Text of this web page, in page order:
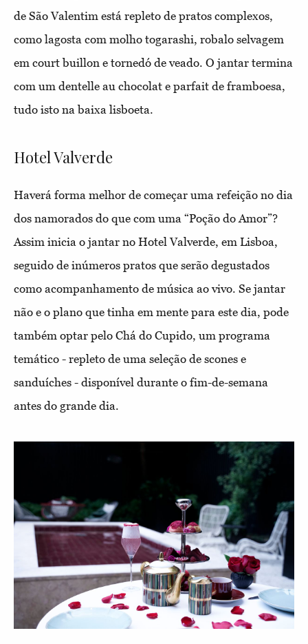
de São Valentim está repleto de pratos complexos,
como lagosta com molho togarashi, robalo selvagem
em court buillon e tornedó de veado. O jantar termina
com um dentelle au chocolat e parfait de framboesa,
tudo isto na baixa lisboeta.
Hotel Valverde
Haverá forma melhor de começar uma refeição no dia
dos namorados do que com uma “Poção do Amor”?
Assim inicia o jantar no Hotel Valverde, em Lisboa,
seguido de inúmeros pratos que serão degustados
como acompanhamento de música ao vivo. Se jantar
não e o plano que tinha em mente para este dia, pode
também optar pelo Chá do Cupido, um programa
temático - repleto de uma seleção de scones e
sanduíches - disponível durante o fim-de-semana
antes do grande dia.